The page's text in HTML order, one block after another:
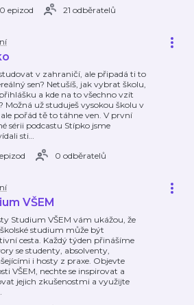
epizod
21 odběratelů
v zahraničí, ale připadá ti to
sen? Netušíš, jak vybrat školu,
a kde na to všechno vzít
Možná už studuješ vysokou školu v
ale pořád tě to táhne ven. V první
sérii podcastu Stípko jsme
sti…
0 odběratelů
VŠEM
Studium VŠEM vám ukážou, že
studium může být
cesta. Každý týden přinášíme
se studenty, absolventy,
i hosty z praxe. Objevte
VŠEM, nechte se inspirovat a
jejich zkušenostmi a využijte